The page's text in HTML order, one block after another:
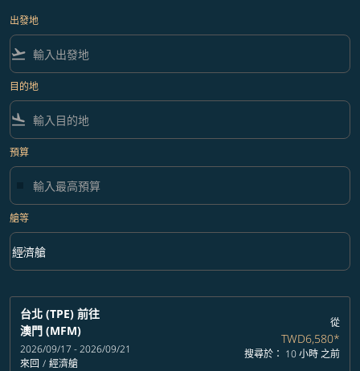
出發地
flight_takeoff
目的地
flight_land
預算
艙等
艙等 option 經濟艙 Selected
經濟艙
keyboard_arrow_down
台北 (TPE) 前往
澳門 (MFM)
2026/09/17 - 2026/09/21
來回 / 經濟艙
從
TWD6,580*
搜尋於： 10 小時 之前